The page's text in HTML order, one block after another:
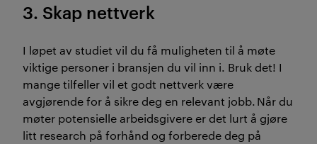
3. Skap nettverk
I løpet av studiet vil du få muligheten til å møte
viktige personer i bransjen du vil inn i. Bruk det! I
mange tilfeller vil et godt nettverk være
avgjørende for å sikre deg en relevant jobb.Når du
møter potensielle arbeidsgivere er det lurt å gjøre
litt research på forhånd og forberede deg på